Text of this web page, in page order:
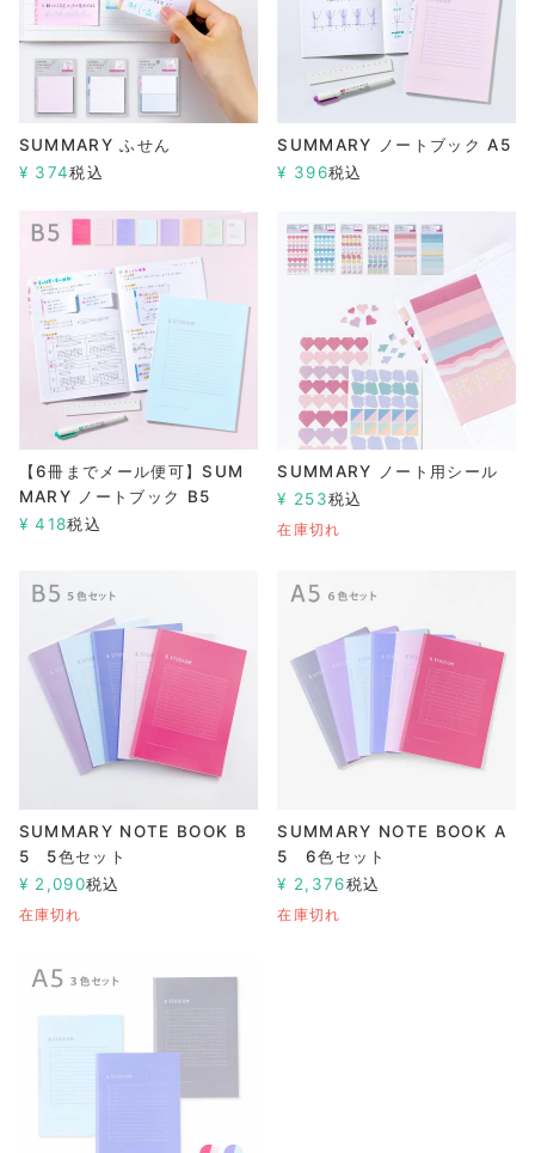
SUMMARY ふせん
¥ 374税込
SUMMARY ノートブック A5
¥ 396税込
【6冊までメール便可】SUM
MARY ノートブック B5
¥ 418税込
SUMMARY ノート用シール
¥ 253税込
在庫切れ
SUMMARY NOTE BOOK B
5 5色セット
¥ 2,090税込
在庫切れ
SUMMARY NOTE BOOK A
5 6色セット
¥ 2,376税込
在庫切れ